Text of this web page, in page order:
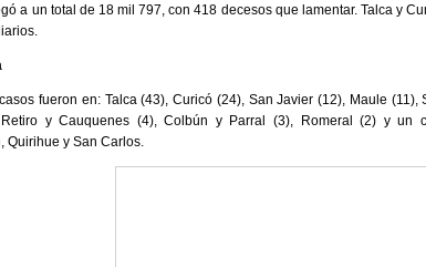
a un total de 18 mil 797, con 418 decesos que lamentar. Talca y
fueron en: Talca (43), Curicó (24), San Javier (12), Maule (11),
y Cauquenes (4), Colbún y Parral (3), Romeral (2) y un
Quirihue y San Carlos.